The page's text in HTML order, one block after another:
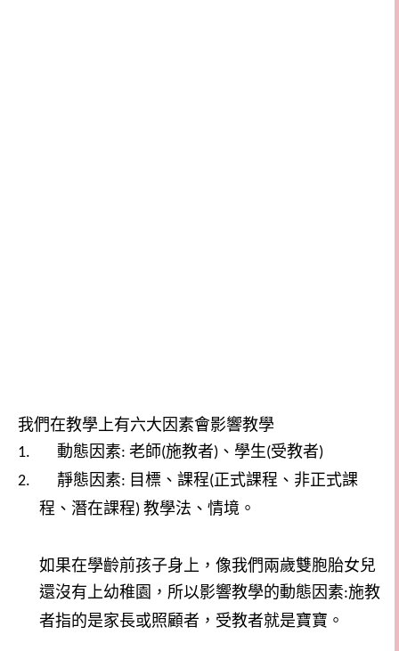
我們在教學上有六大因素會影響教學
1. 動態因素: 老師(施教者) 、學生(受教者)
2.
靜態因素: 目標、課程(正式課程、非正式課
程、潛在課程) 教學法、情境。
如果在學齡前孩子身上，像我們兩歲雙胞胎女兒
還沒有上幼稚園，所以影響教學的動態因素:施教
者指的是家長或照顧者，受教者就是寶寶。